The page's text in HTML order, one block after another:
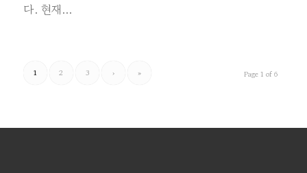
다. 현재…
Page 1 of 6
1 2 3 › »